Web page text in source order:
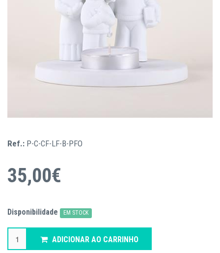
Ref.: P-C-CF-LF-B-PFO
35,00€
Disponibilidade EM STOCK
ADICIONAR AO CARRINHO